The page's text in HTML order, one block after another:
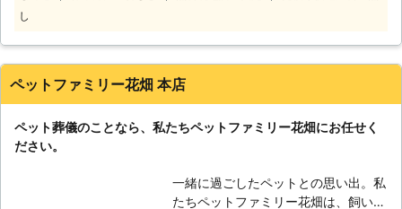
かわからない などお客様のさまざま
が寄り添いながら 安心してお任せい
ただけるよう、ペットちゃんの旅立ち
をお手伝いさせていただければと思い
し
ペットファミリー花畑 本店
ペット葬儀のことなら、私たちペットファミリー花畑にお任せく
ださい。
一緒に過ごしたペットとの思い出。私
たちペットファミリー花畑は、飼い主